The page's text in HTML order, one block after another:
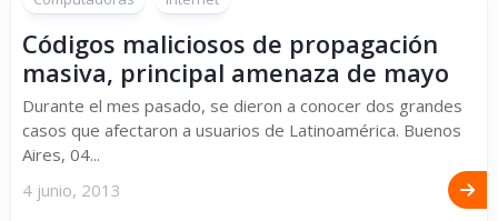
Códigos maliciosos de propagación
masiva, principal amenaza de mayo
Durante el mes pasado, se dieron a conocer dos grandes
casos que afectaron a usuarios de Latinoamérica. Buenos
Aires, 04...
4 junio, 2013